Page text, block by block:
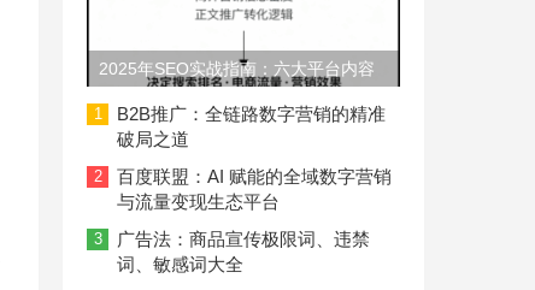
2025年SEO实战指南：六大平台内容
长度与结构规范
1
B2B推广：全链路数字营销的精准
破局之道
2
百度联盟：AI 赋能的全域数字营销
与流量变现生态平台
3
广告法：商品宣传极限词、违禁
词、敏感词大全